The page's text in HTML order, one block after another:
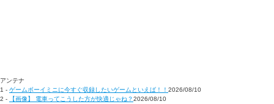
アンテナ
1 - ゲームボーイミニに今すぐ収録したいゲームといえば！！ 2026/08/10
2 -
【画像】 電車ってこうした方が快適じゃね？2026/08/10